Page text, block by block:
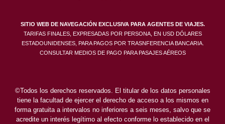
SITIO WEB DE NAVEGACIÓN EXCLUSIVA PARA AGENTES DE VIAJES.
TARIFAS FINALES, EXPRESADAS POR PERSONA, EN USD DÓLARES
ESTADOUNIDENSES, PARA PAGOS POR TRASNFERENCIA BANCARIA.
CONSULTAR MEDIOS DE PAGO PARA PASAJES AÉREOS
©Todos los derechos reservados. El titular de los datos personales
tiene la facultad de ejercer el derecho de acceso a los mismos en
forma gratuita a intervalos no inferiores a seis meses, salvo que se
acredite un interés legítimo al efecto conforme lo establecido en el